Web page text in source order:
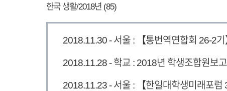
한국 생활/2018년 (85)
2018.11.30 - 서울 : 【통번역연합회 26-2
2018.11.28 - 학교 : 2018년 학생조합원보
2018.11.23 - 서울 : 【한일대학생미래포